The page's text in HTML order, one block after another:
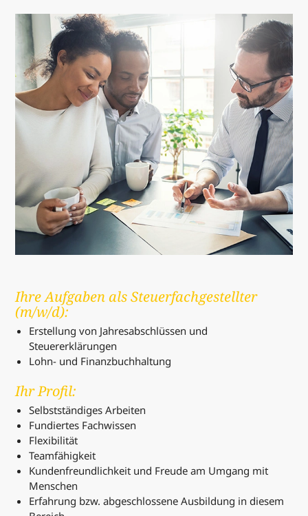
Ihre Aufgaben als Steuerfachgestellter
(m/w/d):
Erstellung von Jahresabschlüssen und
Steuererklärungen
Lohn- und Finanzbuchhaltung
Ihr Profil:
Selbstständiges Arbeiten
Fundiertes Fachwissen
Flexibilität
Teamfähigkeit
Kundenfreundlichkeit und Freude am Umgang mit
Menschen
Erfahrung bzw. abgeschlossene Ausbildung in diesem